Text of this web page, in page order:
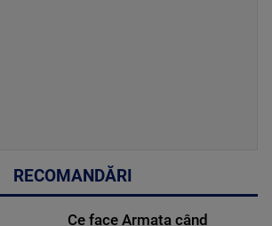
RECOMANDĂRI
Ce face Armata când